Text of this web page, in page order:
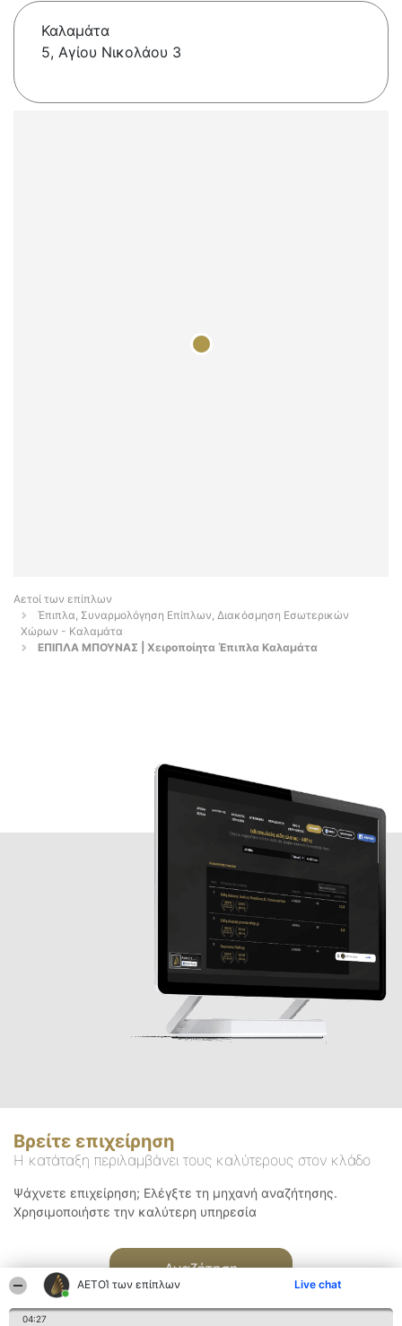
ΑΕΤΟΊ των επίπλων Live chat
04:27
Καλαμάτα
5, Αγίου Νικολάου 3
Αετοί των επίπλων
Έπιπλα, Συναρμολόγηση Επίπλων, Διακόσμηση Εσωτερικών
Χώρων - Καλαμάτα
ΕΠΙΠΛΑ ΜΠΟΥΝΑΣ | Χειροποίητα Έπιπλα Καλαμάτα
Βρείτε επιχείρηση
Η κατάταξη περιλαμβάνει τους καλύτερους στον κλάδο
Ψάχνετε επιχείρηση; Ελέγξτε τη μηχανή αναζήτησης.
Χρησιμοποιήστε την καλύτερη υπηρεσία
Αναζήτηση